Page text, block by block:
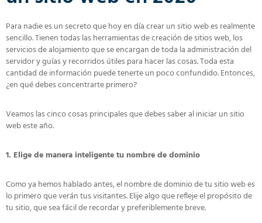
Para nadie es un secreto que hoy en día crear un sitio web es realmente
sencillo. Tienen todas las herramientas de creación de sitios web, los
servicios de alojamiento que se encargan de toda la administración del
servidor y guías y recorridos útiles para hacer las cosas. Toda esta
cantidad de información puede tenerte un poco confundido. Entonces,
¿en qué debes concentrarte primero?
Veamos las cinco cosas principales que debes saber al iniciar un sitio
web este año.
1. Elige de manera inteligente tu nombre de dominio
Como ya hemos hablado antes, el nombre de dominio de tu sitio web es
lo primero que verán tus visitantes. Elije algo que refleje el propósito de
tu sitio, que sea fácil de recordar y preferiblemente breve.